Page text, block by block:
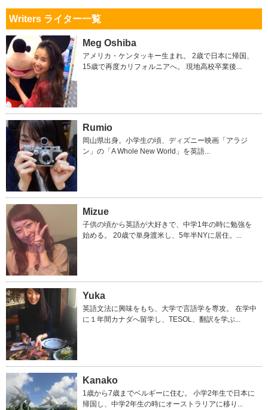
Writers ライター一覧
Meg Oshiba
アメリカ・ケンタッキー生まれ。 2歳で日本に帰国、
15歳で再度カリフォルニアへ。 現地高校卒業後...
Rumio
岡山県出身。小学生の頃、ディズニー映画「アラジ
ン」の「A Whole New World」を英語...
Mizue
子供の頃から英語が大好きで、中学1年の時に勉強を
始める。 20歳で単身渡米し、5年半NYに居住。...
Yuka
英語文法に興味をもち、大学で言語学を専攻。 在学中
に１年間カナダへ留学し、TESOL、翻訳を学ぶ...
Kanako
1歳から7歳までベルギーに住む。 小学2年生で日本に
帰国し、中学2年生の時にオーストラリアに移り...